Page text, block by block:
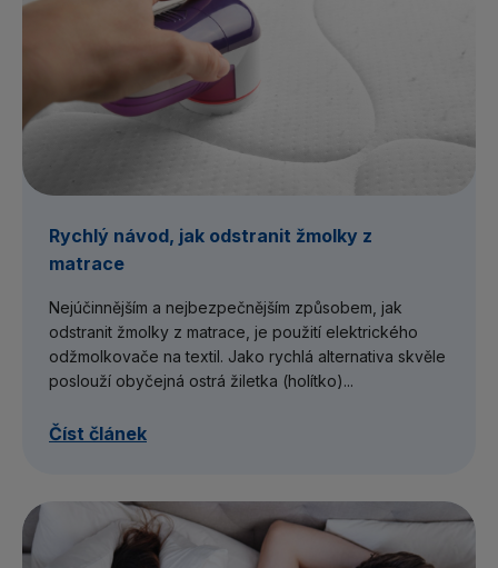
Rychlý návod, jak odstranit žmolky z
matrace
Nejúčinnějším a nejbezpečnějším způsobem, jak
odstranit žmolky z matrace, je použití elektrického
odžmolkovače na textil. Jako rychlá alternativa skvěle
poslouží obyčejná ostrá žiletka (holítko)...
Číst článek